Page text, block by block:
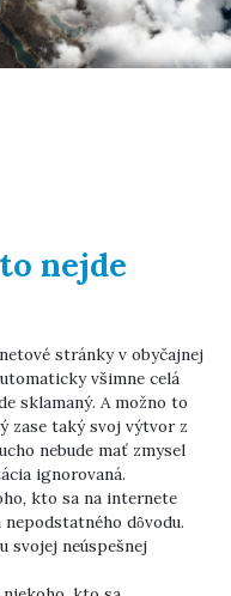
nejde
stránky v obyčajnej
všimne celá
sklamaný. A možno to
zase taký svoj výtvor z
nebude mať zmysel
ignorovaná.
kto sa na internete
dôvodu.
svojej neúspešnej